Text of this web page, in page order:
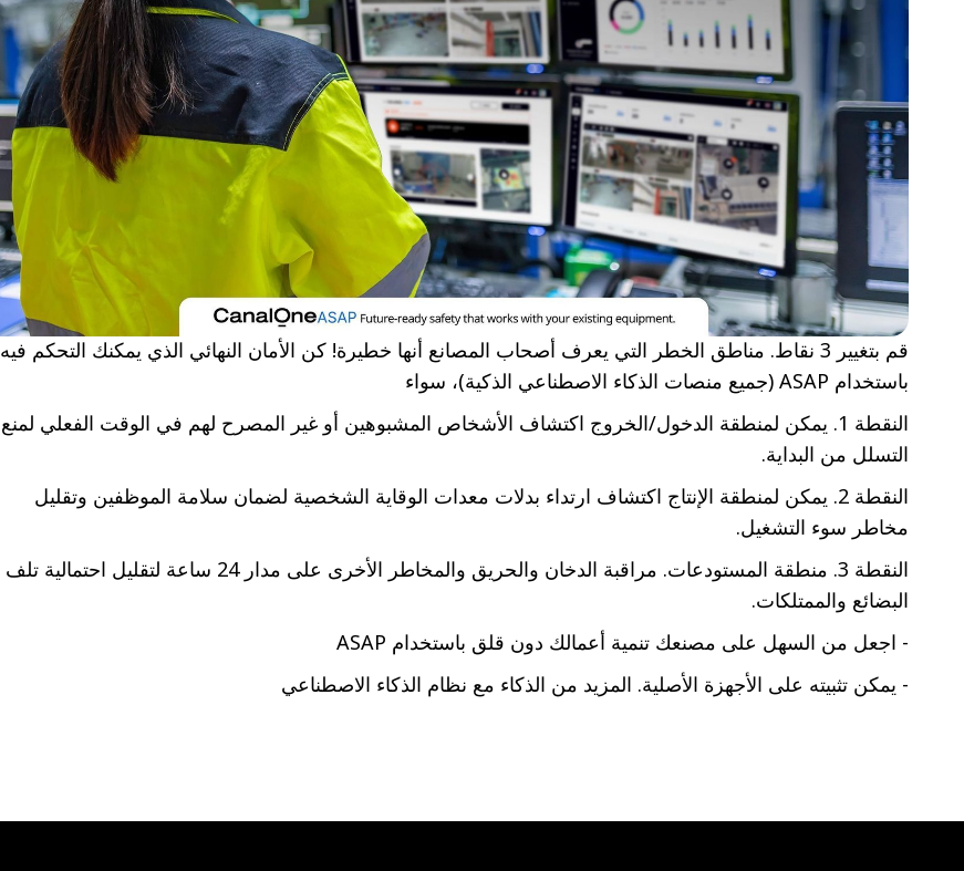
قم بتغيير 3 نقاط. مناطق الخطر التي يعرف أصحاب المصانع أنها خطيرة! كن الأمان النهائي الذي يمكنك التحكم فيه
باستخدام ASAP (جميع منصات الذكاء الاصطناعي الذكية)، سواء
النقطة 1. يمكن لمنطقة الدخول/الخروج اكتشاف الأشخاص المشبوهين أو غير المصرح لهم في الوقت الفعلي لمنع
التسلل من البداية.
النقطة 2. يمكن لمنطقة الإنتاج اكتشاف ارتداء بدلات معدات الوقاية الشخصية لضمان سلامة الموظفين وتقليل
مخاطر سوء التشغيل.
النقطة 3. منطقة المستودعات. مراقبة الدخان والحريق والمخاطر الأخرى على مدار 24 ساعة لتقليل احتمالية تلف
البضائع والممتلكات.
- اجعل من السهل على مصنعك تنمية أعمالك دون قلق باستخدام ASAP
- يمكن تثبيته على الأجهزة الأصلية. المزيد من الذكاء مع نظام الذكاء الاصطناعي